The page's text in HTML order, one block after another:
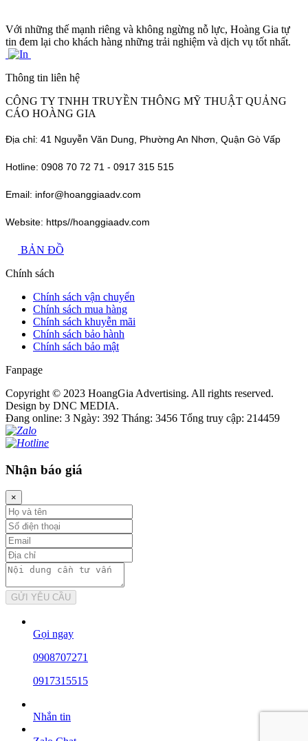
Với những thế mạnh riêng và không ngừng nỗ lực, Hoàng Gia tự
tin đem lại cho khách hàng những trải nghiệm và dịch vụ tốt nhất.
Thông tin liên hệ
CÔNG TY TNHH TRUYỀN THÔNG MỸ THUẬT QUẢNG
CÁO HOÀNG GIA
Địa chỉ: 41 Nguyễn Văn Dung, Phường An Nhơn, Quận Gò Vấp
Hotline: 0908 70 72 71 - 0917 315 515
Email: infor@hoanggiaadv.com
Website: https//hoanggiaadv.com
BẢN ĐỒ
Chính sách
Chính sách vận chuyển
Chính sách mua hàng
Chính sách khuyễn mãi
Chính sách bảo hành
Chính sách bảo mật
Fanpage
Copyright © 2023 HoangGia Advertising. All rights reserved.
Design by DNC MEDIA.
Đang online: 3 Ngày: 392 Tháng: 3456 Tổng truy cập: 214459
Nhận báo giá
×
Gọi ngay
0908707271
0917315515
Nhắn tin